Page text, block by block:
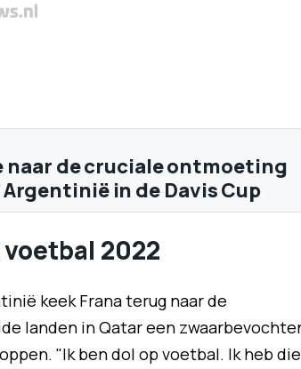
naar de cruciale ontmoeting
in de Davis Cup
2022
keek Frana terug naar de
landen in Qatar een
"Ik ben dol op voetbal. Ik heb die